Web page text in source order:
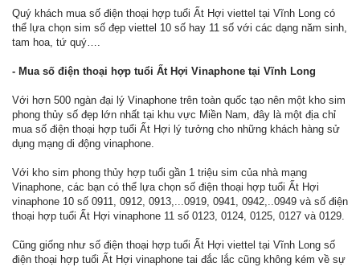
Quý khách mua số điện thoại hợp tuổi Ất Hợi viettel tại Vĩnh Long có
thể lựa chọn sim số đẹp viettel 10 số hay 11 số với các dạng năm sinh,
tam hoa, tứ quý….
- Mua số điện thoại hợp tuổi Ất Hợi Vinaphone tại Vĩnh Long
Với hơn 500 ngàn đại lý Vinaphone trên toàn quốc tạo nên một kho sim
phong thủy số đẹp lớn nhất tại khu vực Miền Nam, đây là một địa chỉ
mua số điện thoại hợp tuổi Ất Hợi lý tưởng cho những khách hàng sử
dụng mạng di động vinaphone.
Với kho sim phong thủy hợp tuổi gần 1 triệu sim của nhà mạng
Vinaphone, các bạn có thể lựa chọn số điện thoại hợp tuổi Ất Hợi
vinaphone 10 số 0911, 0912, 0913,...0919, 0941, 0942,..0949 và số điện
thoại hợp tuổi Ất Hợi vinaphone 11 số 0123, 0124, 0125, 0127 và 0129.
Cũng giống như số điện thoại hợp tuổi Ất Hợi viettel tại Vĩnh Long số
điện thoại hợp tuổi Ất Hợi vinaphone tai đắc lắc cũng không kém về sự